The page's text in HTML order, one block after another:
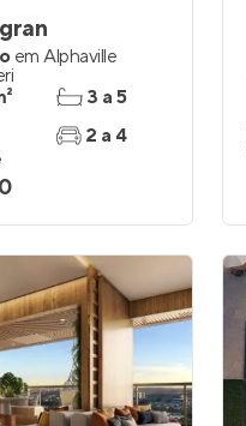
em Alphaville
3 a 5
2 a 4